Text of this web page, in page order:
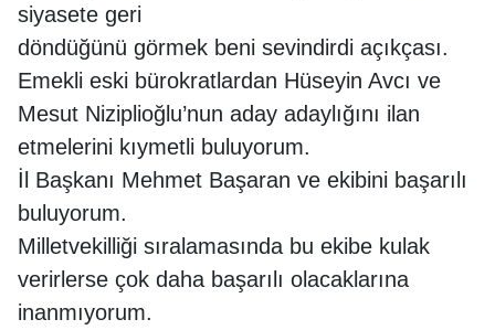
siyasete geri
döndüğünü görmek beni sevindirdi açıkçası.
Emekli eski bürokratlardan Hüseyin Avcı ve
Mesut Niziplioğlu’nun aday adaylığını ilan
etmelerini kıymetli buluyorum.
İl Başkanı Mehmet Başaran ve ekibini başarılı
buluyorum.
Milletvekilliği sıralamasında bu ekibe kulak
verirlerse çok daha başarılı olacaklarına
inanmıyorum.